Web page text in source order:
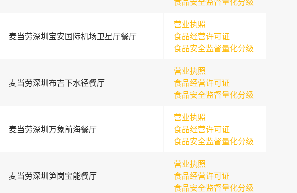
食品安全监督量化分级
麦当劳深圳宝安国际机场卫星厅餐厅
营业执照
食品经营许可证
食品安全监督量化分级
麦当劳深圳布吉下水径餐厅
营业执照
食品经营许可证
食品安全监督量化分级
麦当劳深圳万象前海餐厅
营业执照
食品经营许可证
食品安全监督量化分级
麦当劳深圳笋岗宝能餐厅
营业执照
食品经营许可证
食品安全监督量化分级